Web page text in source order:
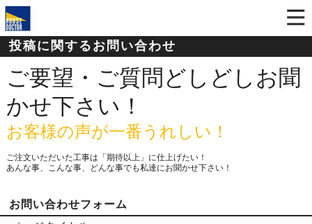
投稿に関するお問い合わせ
ご要望・ご質問どしどしお聞
かせ下さい！
お客様の声が一番うれしい！
ご注文いただいた工事は「期待以上」に仕上げたい！
あんな事、こんな事、どんな事でも私達にお聞かせ下さい！
お問い合わせフォーム